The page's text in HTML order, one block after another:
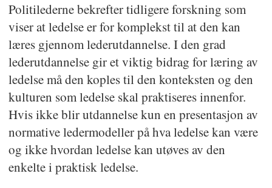
Politilederne bekrefter tidligere forskning som
viser at ledelse er for komplekst til at den kan
læres gjennom lederutdannelse. I den grad
lederutdannelse gir et viktig bidrag for læring av
ledelse må den koples til den konteksten og den
kulturen som ledelse skal praktiseres innenfor.
Hvis ikke blir utdannelse kun en presentasjon av
normative ledermodeller på hva ledelse kan være
og ikke hvordan ledelse kan utøves av den
enkelte i praktisk ledelse.